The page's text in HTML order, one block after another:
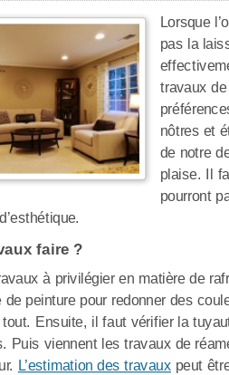
Lorsque
pas la
travaux
nôtres et
de notre
plaise. Il
pourront
faire ?
à privilégier en matière de
de peinture pour redonner des
Ensuite, il faut vérifier la
Puis viennent les travaux de
L’estimation des travaux peut